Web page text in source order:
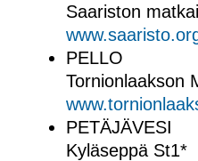
Saariston
PELLO
Tornionlaakson
PETÄJÄVESI
Kyläseppä St1*